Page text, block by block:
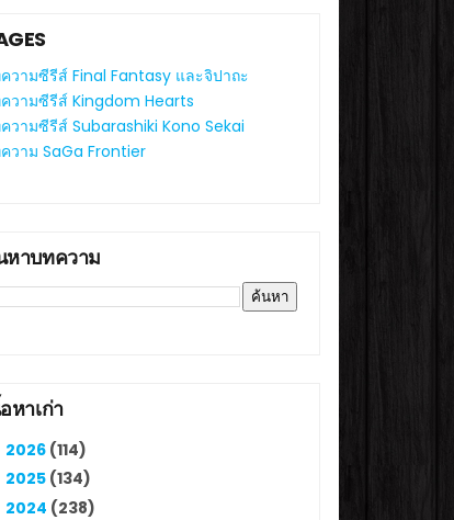
วามซีรีส์ Final Fantasy และจิปาถะ
วามซีรีส์ Kingdom Hearts
วามซีรีส์ Subarashiki Kono Sekai
วาม SaGa Frontier
หาบทความ
หาเก่า
2026 (114)
2025 (134)
2024 (238)